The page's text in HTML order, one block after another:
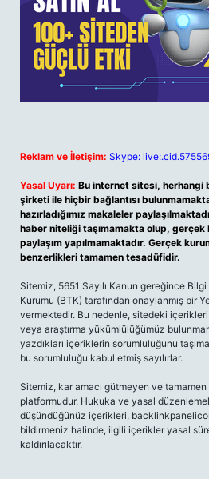
Reklam ve İletişim: Skype:
Yasal Uyarı: Bu internet sitesi, herhangi
şirketi ile hiçbir bağlantısı
hazırladığımız makaleler
haber niteliği taşımamakta olup, gerçek
paylaşım yapılmamaktadır. Gerçek
benzerlikleri tamamen tesadüfidir.
Sitemiz, 5651 Sayılı Kanun gereğince
Kurumu (BTK) tarafından onaylanmış bir
vermektedir. Bu nedenle, sitedeki
veya araştırma yükümlülüğümüz
yazdıkları içeriklerin sorumluluğunu
bu sorumluluğu kabul etmiş sayılırlar.
Sitemiz, kar amacı gütmeyen ve
platformudur. Hukuka ve yasal
düşündüğünüz içerikleri,
bildirmeniz halinde, ilgili içerikler yasal
kaldırılacaktır.